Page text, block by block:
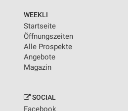
WEEKLI
Startseite
Öffnungszeiten
Alle Prospekte
Angebote
Magazin
SOCIAL
Facebook